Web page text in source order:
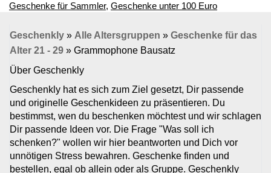
Geschenke für Sammler, Geschenke unter 100 Euro
Geschenkly » Alle Altersgruppen » Geschenke für das
Alter 21 - 29 » Grammophone Bausatz
Über Geschenkly
Geschenkly hat es sich zum Ziel gesetzt, Dir passende
und originelle Geschenkideen zu präsentieren. Du
bestimmst, wen du beschenken möchtest und wir schlagen
Dir passende Ideen vor. Die Frage "Was soll ich
schenken?" wollen wir hier beantworten und Dich vor
unnötigen Stress bewahren. Geschenke finden und
bestellen, egal ob allein oder als Gruppe. Geschenkly